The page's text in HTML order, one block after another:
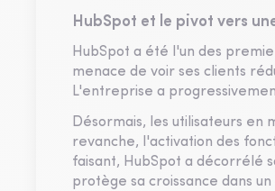
HubSpot et le pivot vers
HubSpot a été l'un des
menace de voir ses clients
L'entreprise a
Désormais, les utilisateurs
revanche, l'activation des
faisant, HubSpot a décorrélé
protège sa croissance dans